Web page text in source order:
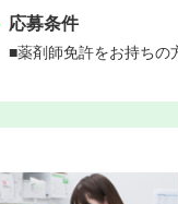
応募条件
■薬剤師免許をお持ちの